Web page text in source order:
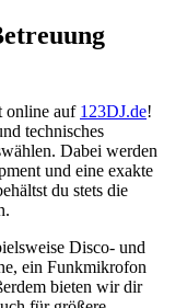
online auf 123DJ.de!
technisches
Dabei werden
und eine exakte
du stets die
Disco- und
ein Funkmikrofon
bieten wir dir